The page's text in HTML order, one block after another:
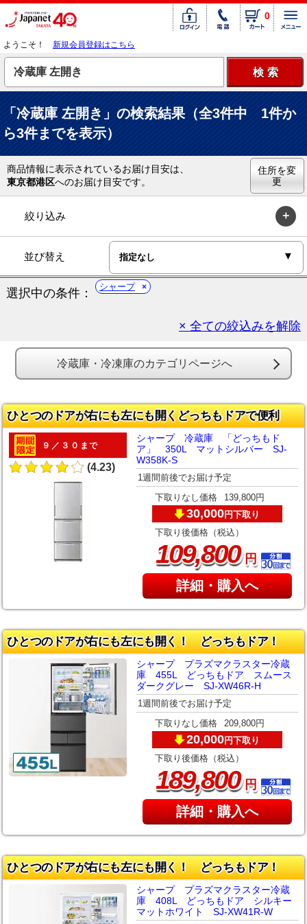
0
ようこそ！ 新規会員登録はこちら
「冷蔵庫 左開き」の検索結果（全3件中 1件か
ら3件までを表示）
商品情報に表示されているお届け目安は、
東京都港区へのお届け目安です。
住所を変
更
絞り込み
並び替え
選択中の条件： シャープ
× 全ての絞込みを解除
冷蔵庫・冷凍庫のカテゴリページへ
ひとつのドアが右にも左にも開くどっちもドアで便利
９／３０まで
(4.23)
シャープ 冷蔵庫 「どっちもド
ア」 350L マットシルバー SJ-
W358K-S
1週間前後でお届け予定
下取りなし価格 139,800円
30,000円下取り
下取り後価格（税込）
109,800円
詳細・購入へ
ひとつのドアが右にも左にも開く！ どっちもドア！
シャープ プラズマクラスター冷蔵
庫 455L どっちもドア スムース
ダークグレー SJ-XW46R-H
1週間前後でお届け予定
下取りなし価格 209,800円
20,000円下取り
下取り後価格（税込）
189,800円
詳細・購入へ
ひとつのドアが右にも左にも開く！ どっちもドア！
シャープ プラズマクラスター冷蔵
庫 408L どっちもドア シルキー
マットホワイト SJ-XW41R-W